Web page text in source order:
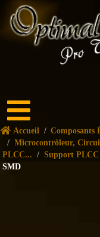
Accueil
Boutique
Forum
Accueil / Composants
/ Microcontrôleur,
PLCC...
/ Support PLCC
SMD